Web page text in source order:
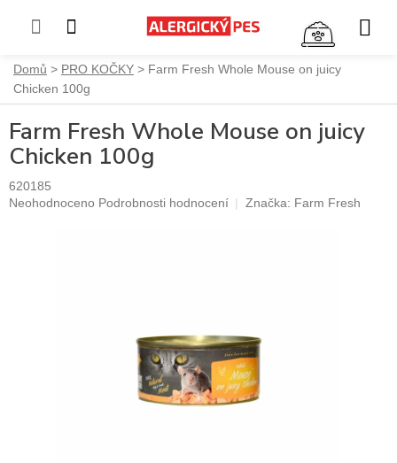
Přejít
obsah
Domů PRO KOČKY
Farm Fresh Whole Mouse on juicy
Chicken 100g
Farm Fresh Whole Mouse on juicy
Chicken 100g
620185
Průměrné
Neohodnoceno Podrobnosti hodnocení Značka: Farm Fresh